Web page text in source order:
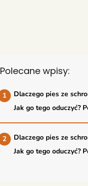
Polecane wpisy:
Dlaczego pies ze
Jak go tego oduczyć?
Dlaczego pies ze
Jak go tego oduczyć?